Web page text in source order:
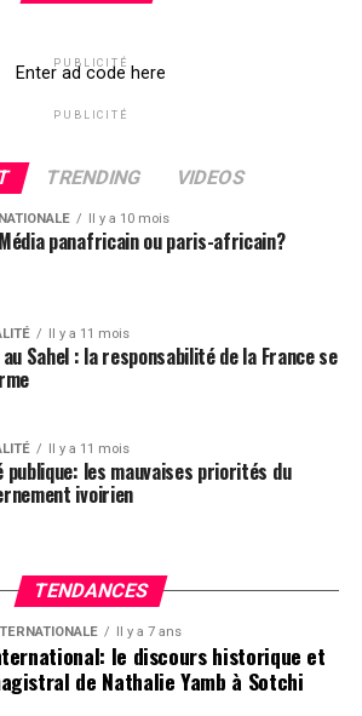
PUBLICITÉ
Enter ad code here
PUBLICITÉ
TRENDING VIDEOS
Il y a 10 mois
panafricain ou paris-africain?
Il y a 11 mois
Sahel : la responsabilité de la France se
Il y a 11 mois
publique: les mauvaises priorités du
ivoirien
TENDANCES
Il y a 7 ans
le discours historique et
de Nathalie Yamb à Sotchi